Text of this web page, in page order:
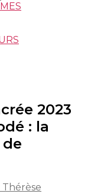
2023
: la
de
Thérèse